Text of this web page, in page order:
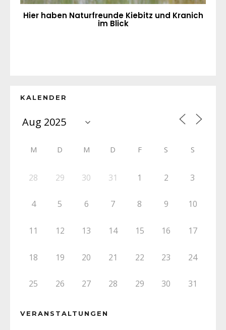
Hier haben Naturfreunde Kiebitz und Kranich
im Blick
KALENDER
M D M D F S S
28 29 30 31 1 2 3
4 5 6 7 8 9 10
11 12 13 14 15 16 17
18 19 20 21 22 23 24
25 26 27 28 29 30 31
VERANSTALTUNGEN